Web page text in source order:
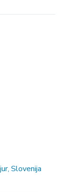
Slovenija